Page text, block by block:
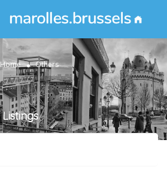
Home Others
Listings